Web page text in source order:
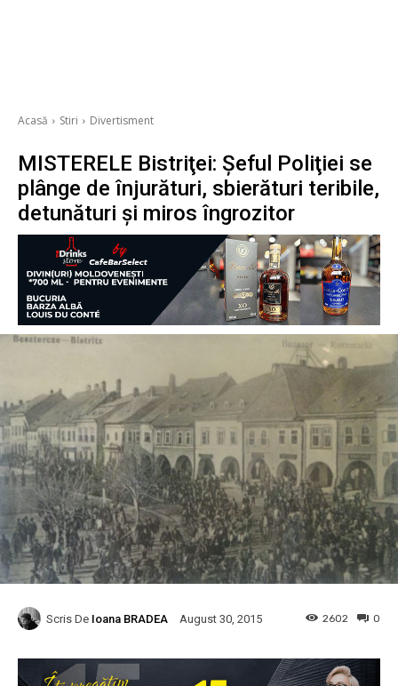
Acasă Stiri Divertisment
MISTERELE Bistriţei: Şeful Poliţiei se
plânge de înjurături, sbierături teribile,
detunături şi miros îngrozitor
Scris De Ioana BRADEA August 30, 2015 0
2602